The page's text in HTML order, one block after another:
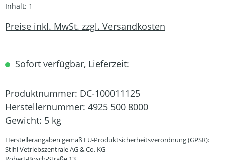
Inhalt: 1
Preise inkl. MwSt. zzgl. Versandkosten
Sofort verfügbar, Lieferzeit:
Produktnummer: DC-100011125
Herstellernummer: 4925 500 8000
Gewicht: 5 kg
Herstellerangaben gemäß EU-Produktsicherheitsverordnung (GPSR):
Stihl Vetriebszentrale AG & Co. KG